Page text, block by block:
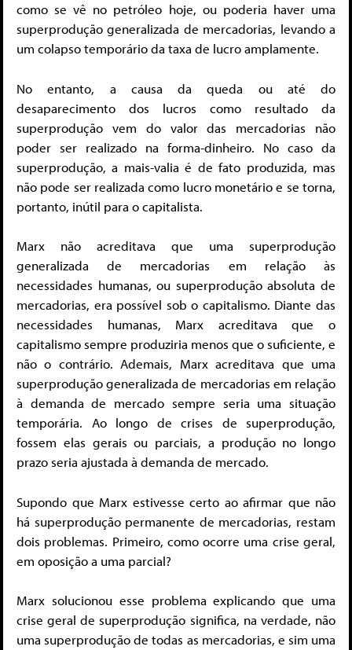
como se vê no petróleo hoje, ou poderia haver uma
superprodução generalizada de mercadorias, levando a
um colapso temporário da taxa de lucro amplamente.
No entanto, a causa da queda ou até do
desaparecimento dos lucros como resultado da
superprodução vem do valor das mercadorias não
poder ser realizado na forma-dinheiro. No caso da
superprodução, a mais-valia é de fato produzida, mas
não pode ser realizada como lucro monetário e se torna,
portanto, inútil para o capitalista.
Marx não acreditava que uma superprodução
generalizada de mercadorias em relação às
necessidades humanas, ou superprodução absoluta de
mercadorias, era possível sob o capitalismo. Diante das
necessidades humanas, Marx acreditava que o
capitalismo sempre produziria menos que o suficiente, e
não o contrário. Ademais, Marx acreditava que uma
superprodução generalizada de mercadorias em relação
à demanda de mercado sempre seria uma situação
temporária. Ao longo de crises de superprodução,
fossem elas gerais ou parciais, a produção no longo
prazo seria ajustada à demanda de mercado.
Supondo que Marx estivesse certo ao afirmar que não
há superprodução permanente de mercadorias, restam
dois problemas. Primeiro, como ocorre uma crise geral,
em oposição a uma parcial?
Marx solucionou esse problema explicando que uma
crise geral de superprodução significa, na verdade, não
uma superprodução de todas as mercadorias, e sim uma